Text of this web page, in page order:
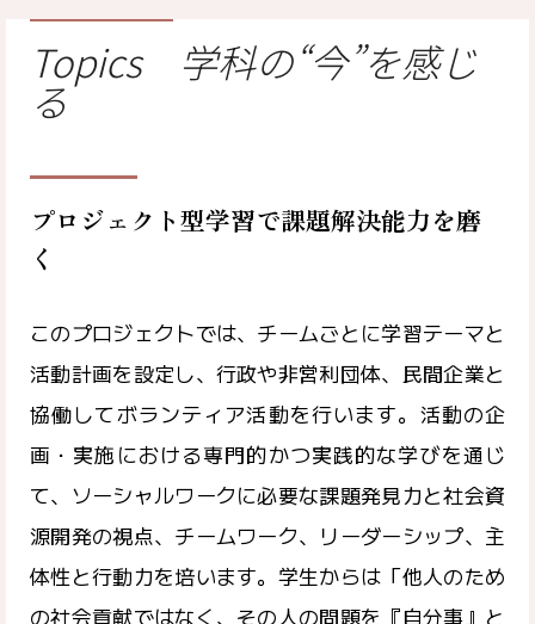
Topics 学科の“今”を感じ
る
プロジェクト型学習で課題解決能力を磨
く
このプロジェクトでは、チームごとに学習テーマと
活動計画を設定し、行政や非営利団体、民間企業と
協働してボランティア活動を行います。活動の企
画・実施における専門的かつ実践的な学びを通じ
て、ソーシャルワークに必要な課題発見力と社会資
源開発の視点、チームワーク、リーダーシップ、主
体性と行動力を培います。学生からは「他人のため
の社会貢献ではなく、その人の問題を『自分事』と